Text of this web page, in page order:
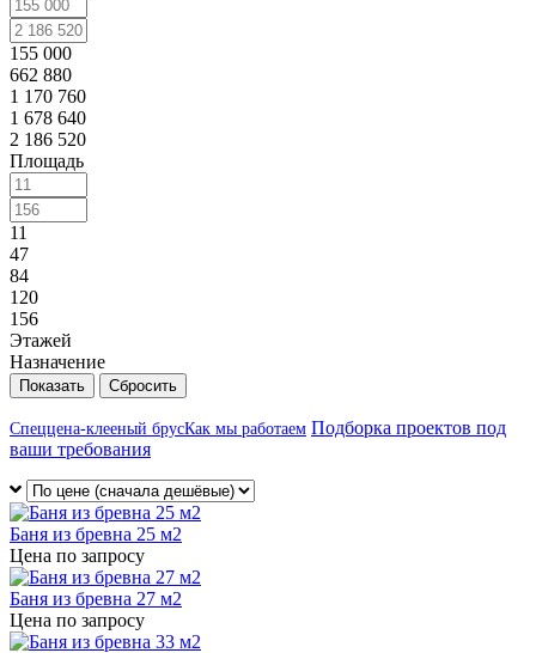
155 000
662 880
1 170 760
1 678 640
2 186 520
Площадь
11
47
84
120
156
Этажей
Назначение
Сбросить
Спеццена-клееный брусКак мы работаем Подборка проектов под
ваши требования
Баня из бревна 25 м2
Цена по запросу
Баня из бревна 27 м2
Цена по запросу